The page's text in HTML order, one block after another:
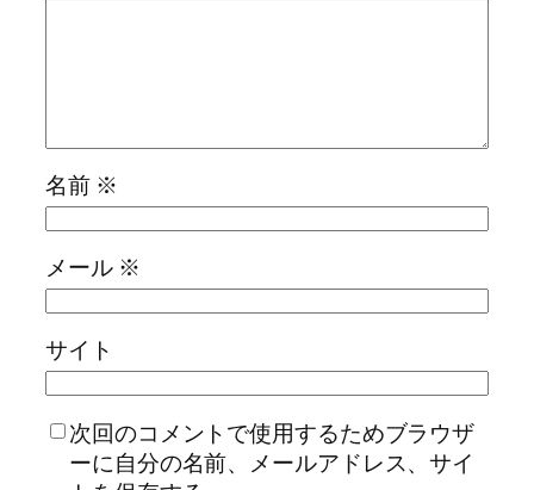
名前 ※
メール ※
サイト
次回のコメントで使用するためブラウザ
ーに自分の名前、メールアドレス、サイ